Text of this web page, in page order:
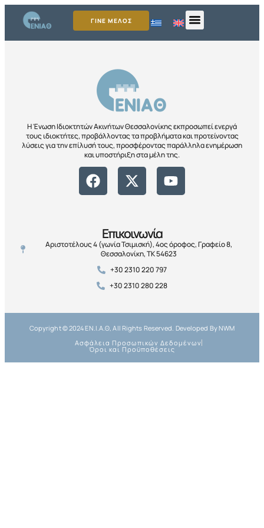
ΓΙΝΕ ΜΕΛΟΣ
Η Ένωση Ιδιοκτητών Ακινήτων Θεσσαλονίκης εκπροσωπεί ενεργά
τους ιδιοκτήτες, προβάλλοντας τα προβλήματα και προτείνοντας
λύσεις για την επίλυσή τους, προσφέροντας παράλληλα ενημέρωση
και υποστήριξη στα μέλη της.
Επικοινωνία
Αριστοτέλους 4 (γωνία Τσιμισκή), 4ος όροφος, Γραφείο 8,
Θεσσαλονίκη, ΤΚ 54623
+30 2310 220 797
+30 2310 280 228
Copyright © 2024 ΕΝ.Ι.Α.Θ, All Rights Reserved. Developed By NWM
Ασφάλεια Προσωπικών Δεδομένων
Όροι και Προϋποθέσεις